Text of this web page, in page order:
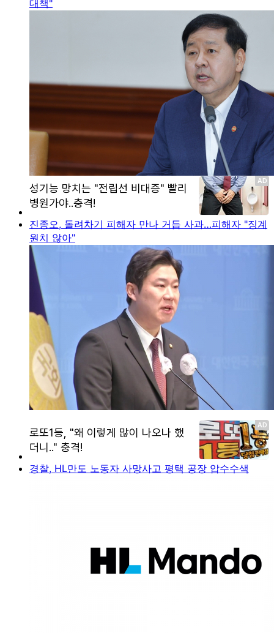
대책"
진종오, 돌려차기 피해자 만나 거듭 사과…피해자 "징계
원치 않아"
경찰, HL만도 노동자 사망사고 평택 공장 압수수색